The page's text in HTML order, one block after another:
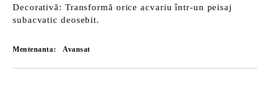
Decorativă: Transformă orice acvariu într-un peisaj
subacvatic deosebit.
Mentenanta: Avansat